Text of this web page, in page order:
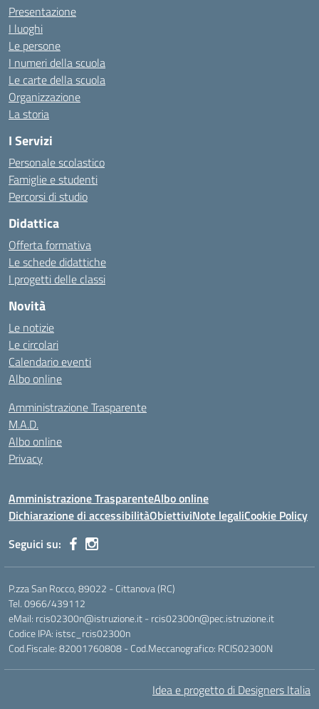
Presentazione
I luoghi
Le persone
I numeri della scuola
Le carte della scuola
Organizzazione
La storia
I Servizi
Personale scolastico
Famiglie e studenti
Percorsi di studio
Didattica
Offerta formativa
Le schede didattiche
I progetti delle classi
Novità
Le notizie
Le circolari
Calendario eventi
Albo online
Amministrazione Trasparente
M.A.D.
Albo online
Privacy
Amministrazione TrasparenteAlbo online
Dichiarazione di accessibilitàObiettiviNote legaliCookie Policy
Seguici su:
P.zza San Rocco, 89022 - Cittanova (RC)
Tel. 0966/439112
eMail: rcis02300n@istruzione.it - rcis02300n@pec.istruzione.it
Codice IPA: istsc_rcis02300n
Cod.Fiscale: 82001760808 - Cod.Meccanografico: RCIS02300N
Idea e progetto di Designers Italia